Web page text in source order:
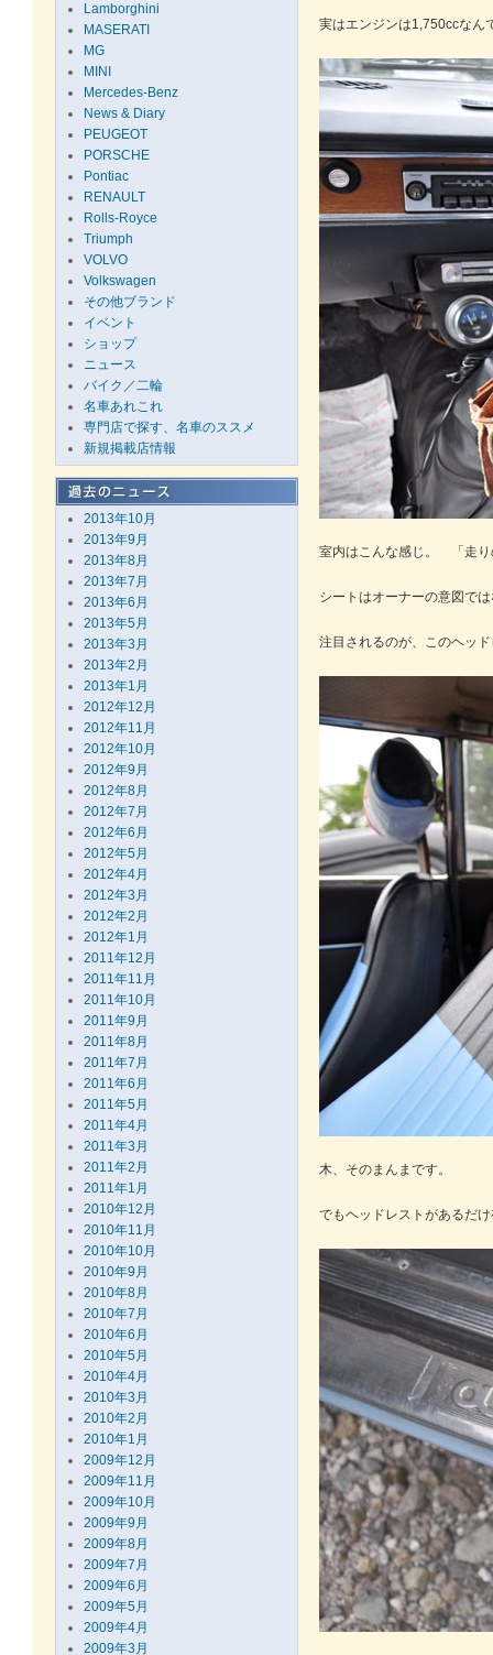
Lamborghini
MASERATI
MG
MINI
Mercedes-Benz
News & Diary
PEUGEOT
PORSCHE
Pontiac
RENAULT
Rolls-Royce
Triumph
VOLVO
Volkswagen
その他ブランド
イベント
ショップ
ニュース
バイク／二輪
名車あれこれ
専門店で探す、名車のススメ
新規掲載店情報
2013年10月
2013年9月
2013年8月
2013年7月
2013年6月
2013年5月
2013年3月
2013年2月
2013年1月
2012年12月
2012年11月
2012年10月
2012年9月
2012年8月
2012年7月
2012年6月
2012年5月
2012年4月
2012年3月
2012年2月
2012年1月
2011年12月
2011年11月
2011年10月
2011年9月
2011年8月
2011年7月
2011年6月
2011年5月
2011年4月
2011年3月
2011年2月
2011年1月
2010年12月
2010年11月
2010年10月
2010年9月
2010年8月
2010年7月
2010年6月
2010年5月
2010年4月
2010年3月
2010年2月
2010年1月
2009年12月
2009年11月
2009年10月
2009年9月
2009年8月
2009年7月
2009年6月
2009年5月
2009年4月
2009年3月
実はエンジンは1,750ccなん
室内はこんな感じ。 「走り
シートはオーナーの意図で
注目されるのが、このヘッ
木、そのまんまです。
でもヘッドレストがあるだ